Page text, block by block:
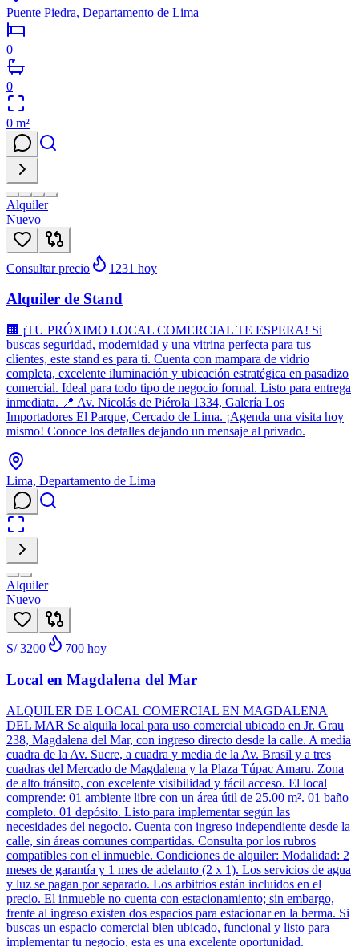
Puente Piedra, Departamento de Lima
0
0
0 m²
Alquiler
Nuevo
Consultar precio 1231 hoy
Alquiler de Stand
🏢 ¡TU PRÓXIMO LOCAL COMERCIAL TE ESPERA! Si
buscas seguridad, modernidad y una vitrina perfecta para tus
clientes, este stand es para ti. Cuenta con mampara de vidrio
completa, excelente iluminación y ubicación estratégica en pasadizo
comercial. Ideal para todo tipo de negocio formal. Listo para entrega
inmediata. 📍 Av. Nicolás de Piérola 1334, Galería Los
Importadores El Parque, Cercado de Lima. ¡Agenda una visita hoy
mismo! Conoce los detalles dejando un mensaje al privado.
Lima, Departamento de Lima
Alquiler
Nuevo
S/ 3200 700 hoy
Local en Magdalena del Mar
ALQUILER DE LOCAL COMERCIAL EN MAGDALENA
DEL MAR Se alquila local para uso comercial ubicado en Jr. Grau
238, Magdalena del Mar, con ingreso directo desde la calle. A media
cuadra de la Av. Sucre, a cuadra y media de la Av. Brasil y a tres
cuadras del Mercado de Magdalena y la Plaza Túpac Amaru. Zona
de alto tránsito, con excelente visibilidad y fácil acceso. El local
comprende: 01 ambiente libre con un área útil de 25.00 m². 01 baño
completo. 01 depósito. Listo para implementar según las
necesidades del negocio. Cuenta con ingreso independiente desde la
calle, sin áreas comunes compartidas. Consulta por los rubros
compatibles con el inmueble. Condiciones de alquiler: Modalidad: 2
meses de garantía y 1 mes de adelanto (2 x 1). Los servicios de agua
y luz se pagan por separado. Los arbitrios están incluidos en el
precio. El inmueble no cuenta con estacionamiento; sin embargo,
frente al ingreso existen dos espacios para estacionar en la berma. Si
buscas un espacio comercial bien ubicado, funcional y listo para
implementar tu negocio, esta es una excelente oportunidad.